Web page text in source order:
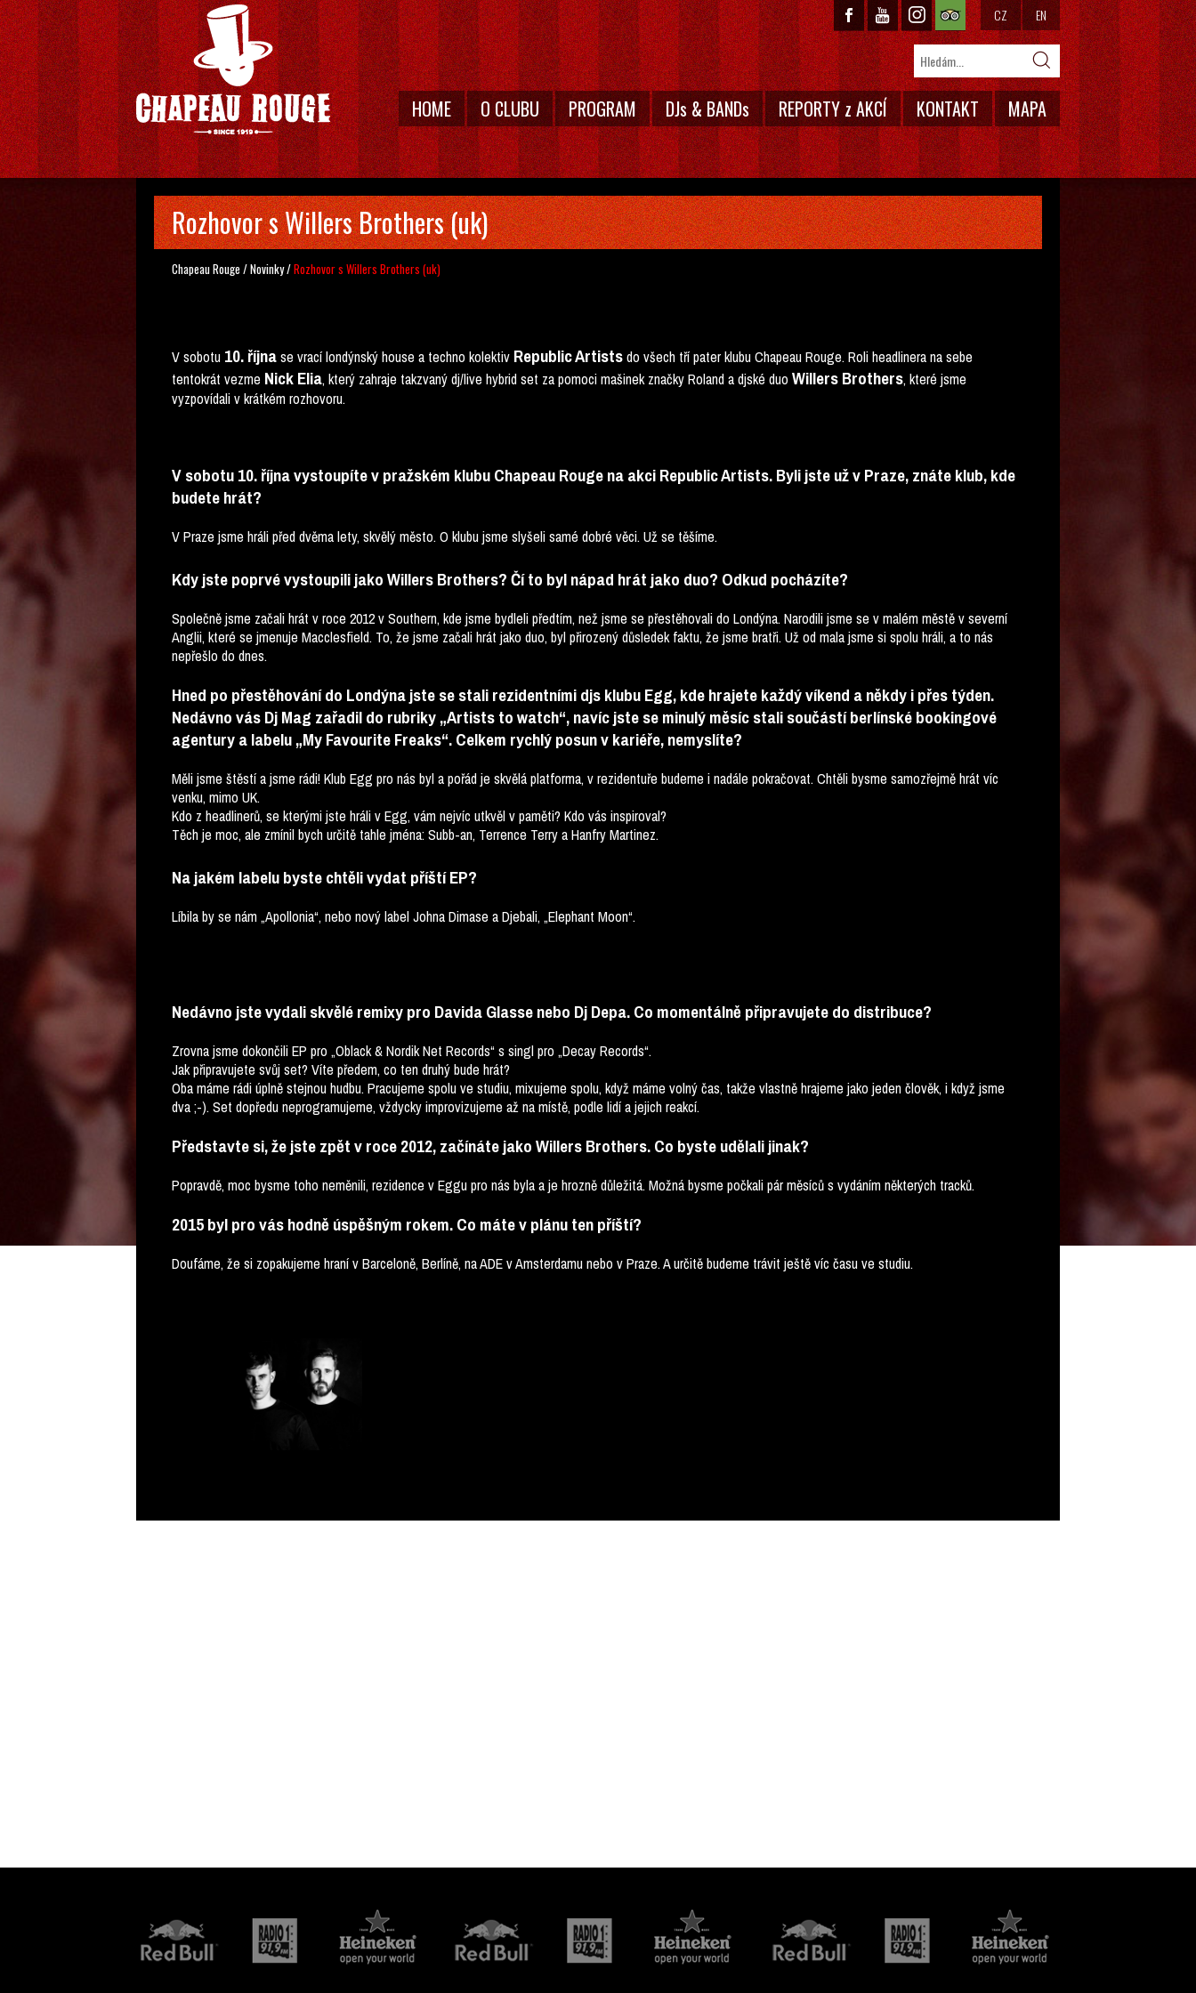
HOME O CLUBU PROGRAM DJs & BANDs REPORTY z AKCÍ KONTAKT MAPA
CZ EN
Rozhovor s Willers Brothers (uk)
Chapeau Rouge /Novinky/Rozhovor s Willers Brothers (uk)
V sobotu 10. říjnase vrací londýnský house a techno kolektiv Republic Artistsdo všech tří pater klubu Chapeau Rouge. Roli headlinera na sebe
tentokrát vezme Nick Elia, který zahraje takzvaný dj/live hybrid set za pomoci mašinek značky Roland a djské duo Willers Brothers, které jsme
vyzpovídali v krátkém rozhovoru.
V sobotu 10. října vystoupíte v pražském klubu Chapeau Rouge na akci Republic Artists. Byli jste už v Praze, znáte klub, kde
budete hrát?
V Praze jsme hráli před dvěma lety, skvělý město. O klubu jsme slyšeli samé dobré věci. Už se těšíme.
Kdy jste poprvé vystoupili jako Willers Brothers? Čí to byl nápad hrát jako duo? Odkud pocházíte?
Společně jsme začali hrát v roce 2012 v Southern, kde jsme bydleli předtím, než jsme se přestěhovali do Londýna. Narodili jsme se v malém městě v severní
Anglii, které se jmenuje Macclesfield. To, že jsme začali hrát jako duo, byl přirozený důsledek faktu, že jsme bratři. Už od mala jsme si spolu hráli, a to nás
nepřešlo do dnes.
Hned po přestěhování do Londýna jste se stali rezidentními djs klubu Egg, kde hrajete každý víkend a někdy i přes týden.
Nedávno vás Dj Mag zařadil do rubriky „Artists to watch“, navíc jste se minulý měsíc stali součástí berlínské bookingové
agentury a labelu „My Favourite Freaks“. Celkem rychlý posun v kariéře, nemyslíte?
Měli jsme štěstí a jsme rádi! Klub Egg pro nás byl a pořád je skvělá platforma, v rezidentuře budeme i nadále pokračovat. Chtěli bysme samozřejmě hrát víc
venku, mimo UK.
Kdo z headlinerů, se kterými jste hráli v Egg, vám nejvíc utkvěl v paměti? Kdo vás inspiroval?
Těch je moc, ale zmínil bych určitě tahle jména: Subb-an, Terrence Terry a Hanfry Martinez.
Na jakém labelu byste chtěli vydat příští EP?
Líbila by se nám „Apollonia“, nebo nový label Johna Dimase a Djebali, „Elephant Moon“.
Nedávno jste vydali skvělé remixy pro Davida Glasse nebo Dj Depa. Co momentálně připravujete do distribuce?
Zrovna jsme dokončili EP pro „Oblack & Nordik Net Records“ s singl pro „Decay Records“.
Jak připravujete svůj set? Víte předem, co ten druhý bude hrát?
Oba máme rádi úplně stejnou hudbu. Pracujeme spolu ve studiu, mixujeme spolu, když máme volný čas, takže vlastně hrajeme jako jeden člověk, i když jsme
dva ;-). Set dopředu neprogramujeme, vždycky improvizujeme až na místě, podle lidí a jejich reakcí.
Představte si, že jste zpět v roce 2012, začínáte jako Willers Brothers. Co byste udělali jinak?
Popravdě, moc bysme toho neměnili, rezidence v Eggu pro nás byla a je hrozně důležitá. Možná bysme počkali pár měsíců s vydáním některých tracků.
2015 byl pro vás hodně úspěšným rokem. Co máte v plánu ten příští?
Doufáme, že si zopakujeme hraní v Barceloně, Berlíně, na ADE v Amsterdamu nebo v Praze. A určitě budeme trávit ještě víc času ve studiu.